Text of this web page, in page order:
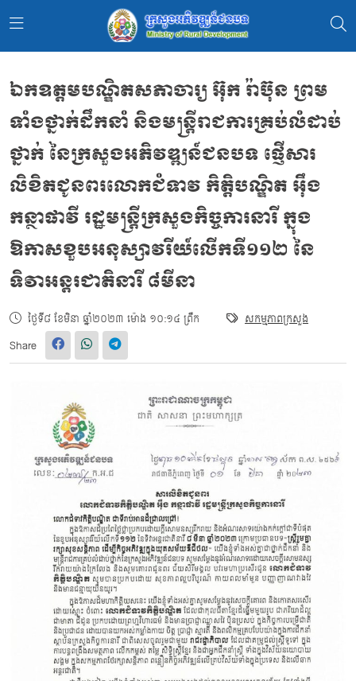
ឯកឧត្ដមបណ្ឌិតសភាចារ្យ អ៊ុក រ៉ាប៊ុន ព្រម
ទាំងថ្នាក់ដឹកនាំ និងមន្ត្រីរាជការគ្រប់លំដាប់
ថ្នាក់ នៃក្រសួងអភិវឌ្ឍន៍ជនបទ ផ្ញើសារ
លិខិតជូនពរលោកជំទាវ កិត្តិបណ្ឌិត អ៊ឹង
កន្ថាផាវី រដ្ឋមន្ត្រីក្រសួងកិច្ចការនារី ក្នុង
ឱកាសខួបអនុស្សាវរីយ៍លើកទី១១២ នៃ
ទិវាអន្ដរជាតិនារី ៨មីនា
ថ្ងៃទី៨ ខែមិនា ឆ្នាំ២០២៣ ម៉ោង ១០:១៤ ព្រឹក សកម្មភាពក្រសួង
Share